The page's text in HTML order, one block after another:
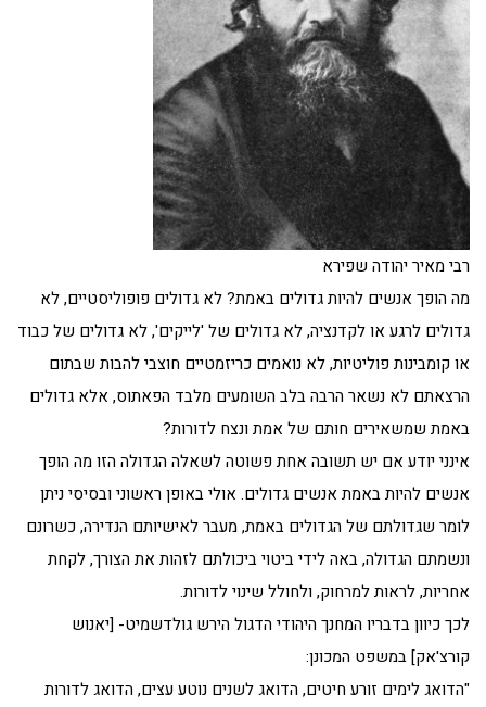
רבי מאיר יהודה שפירא
מה הופך אנשים להיות גדולים באמת? לא גדולים פופוליסטיים, לא
גדולים לרגע או לקדנציה, לא גדולים של 'לייקים', לא גדולים של כבוד
או קומבינות פוליטיות, לא נואמים כריזמטיים חוצבי להבות שבתום
הרצאתם לא נשאר הרבה בלב השומעים מלבד הפאתוס, אלא גדולים
באמת שמשאירים חותם של אמת ונצח לדורות?
אינני יודע אם יש תשובה אחת פשוטה לשאלה הגדולה הזו מה הופך
אנשים להיות באמת אנשים גדולים. אולי באופן ראשוני ובסיסי ניתן
לומר שגדולתם של הגדולים באמת, מעבר לאישיותם הנדירה, כשרונם
ונשמתם הגדולה, באה לידי ביטוי ביכולתם לזהות את הצורך, לקחת
אחריות, לראות למרחוק, ולחולל שינוי לדורות.
לכך כיוון בדבריו המחנך היהודי הדגול הירש גולדשמיט- [יאנוש
קורצ'אק] במשפט המכונן:
"הדואג לימים זורע חיטים, הדואג לשנים נוטע עצים, הדואג לדורות